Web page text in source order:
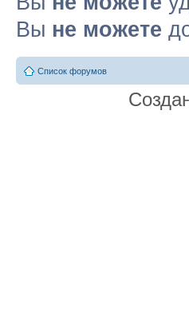
Вы не можете
Список форумов